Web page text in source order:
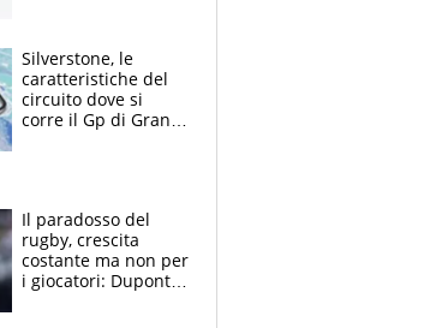
Silverstone, le
caratteristiche del
circuito dove si
corre il Gp di Gran
Il paradosso del
rugby, crescita
costante ma non per
i giocatori: Dupont